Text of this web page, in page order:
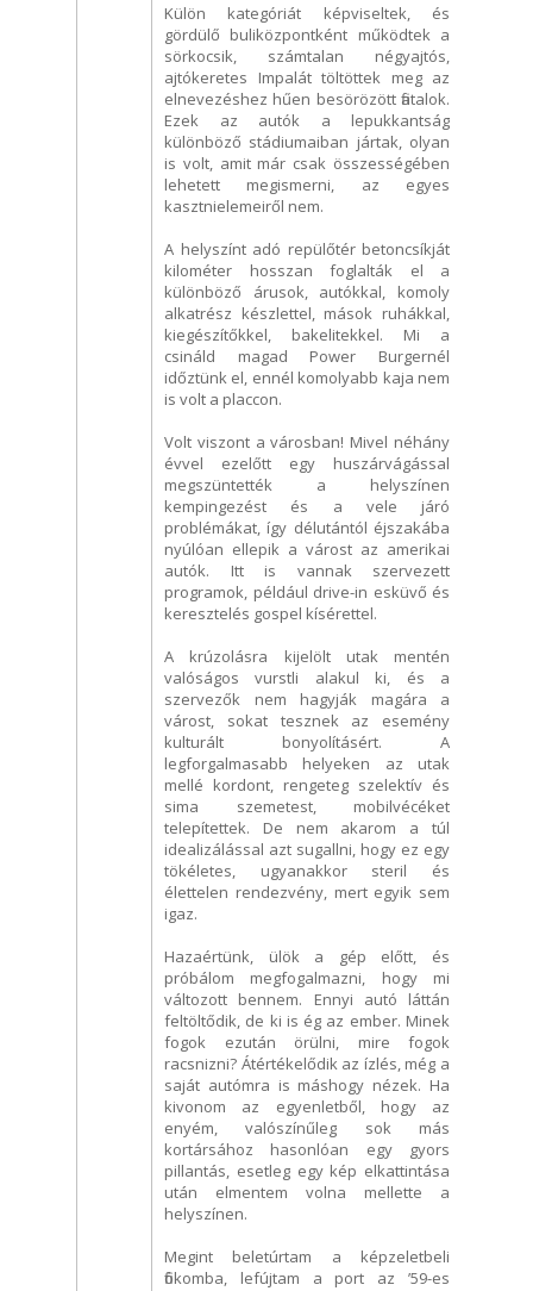
Külön kategóriát képviseltek, és
gördülő buliközpontként működtek a
sörkocsik, számtalan négyajtós,
ajtókeretes Impalát töltöttek meg az
elnevezéshez hűen besörözött fiatalok.
Ezek az autók a lepukkantság
különböző stádiumaiban jártak, olyan
is volt, amit már csak összességében
lehetett megismerni, az egyes
kasztnielemeiről nem.
A helyszínt adó repülőtér betoncsíkját
kilométer hosszan foglalták el a
különböző árusok, autókkal, komoly
alkatrész készlettel, mások ruhákkal,
kiegészítőkkel, bakelitekkel. Mi a
csináld magad Power Burgernél
időztünk el, ennél komolyabb kaja nem
is volt a placcon.
Volt viszont a városban! Mivel néhány
évvel ezelőtt egy huszárvágással
megszüntették a helyszínen
kempingezést és a vele járó
problémákat, így délutántól éjszakába
nyúlóan ellepik a várost az amerikai
autók. Itt is vannak szervezett
programok, például drive-in esküvő és
keresztelés gospel kísérettel.
A krúzolásra kijelölt utak mentén
valóságos vurstli alakul ki, és a
szervezők nem hagyják magára a
várost, sokat tesznek az esemény
kulturált bonyolításért. A
legforgalmasabb helyeken az utak
mellé kordont, rengeteg szelektív és
sima szemetest, mobilvécéket
telepítettek. De nem akarom a túl
idealizálással azt sugallni, hogy ez egy
tökéletes, ugyanakkor steril és
élettelen rendezvény, mert egyik sem
igaz.
Hazaértünk, ülök a gép előtt, és
próbálom megfogalmazni, hogy mi
változott bennem. Ennyi autó láttán
feltöltődik, de ki is ég az ember. Minek
fogok ezután örülni, mire fogok
racsnizni? Átértékelődik az ízlés, még a
saját autómra is máshogy nézek. Ha
kivonom az egyenletből, hogy az
enyém, valószínűleg sok más
kortársához hasonlóan egy gyors
pillantás, esetleg egy kép elkattintása
után elmentem volna mellette a
helyszínen.
Megint beletúrtam a képzeletbeli
fiókomba, lefújtam a port az ’59-es